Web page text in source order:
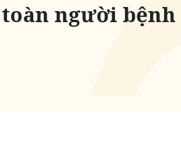
người bệnh